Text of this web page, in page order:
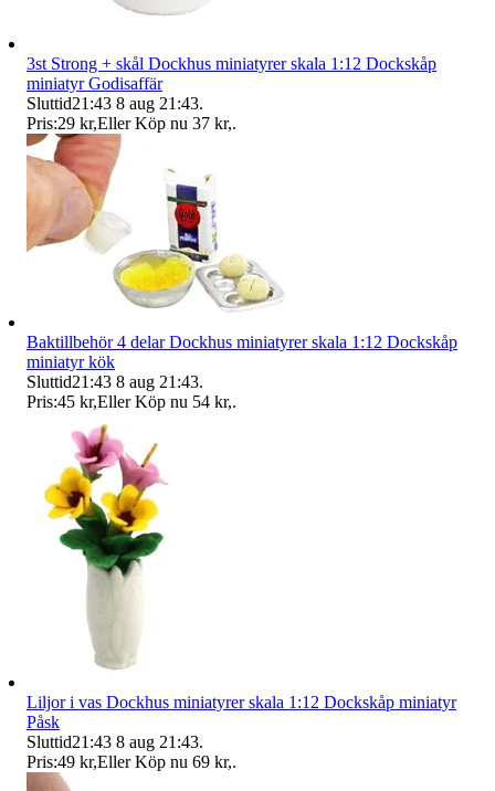
3st Strong + skål Dockhus miniatyrer skala 1:12 Dockskåp
miniatyr Godisaffär
Sluttid21:43 8 aug 21:43.
Pris:29 kr,Eller Köp nu 37 kr,.
Baktillbehör 4 delar Dockhus miniatyrer skala 1:12 Dockskåp
miniatyr kök
Sluttid21:43 8 aug 21:43.
Pris:45 kr,Eller Köp nu 54 kr,.
Liljor i vas Dockhus miniatyrer skala 1:12 Dockskåp miniatyr
Påsk
Sluttid21:43 8 aug 21:43.
Pris:49 kr,Eller Köp nu 69 kr,.